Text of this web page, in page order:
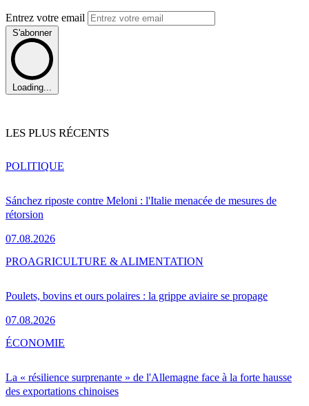
Entrez votre email
S'abonner
Loading...
LES PLUS RÉCENTS
Sánchez riposte contre Meloni : l'Italie menacée de mesures de
rétorsion
07.08.2026
POLITIQUE
Poulets, bovins et ours polaires : la grippe aviaire se propage
07.08.2026
PROAGRICULTURE & ALIMENTATION
La « résilience surprenante » de l'Allemagne face à la forte hausse
des exportations chinoises
ÉCONOMIE